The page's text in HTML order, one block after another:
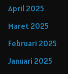
April 2025
Maret 2025
Februari 2025
Januari 2025